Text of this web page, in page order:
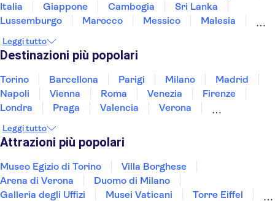
Italia
Giappone Cambogia
Sri Lanka
Lussemburgo
Marocco Messico
Malesia
Tunisia
Turchia Vietnam
Leggi tutto
Destinazioni più popolari
Torino Barcellona Parigi Milano
Madrid
Napoli
Vienna Roma Venezia
Firenze
Londra
Praga Valencia
Verona
Genova
Palermo
Leggi tutto
Attrazioni più popolari
Museo Egizio di Torino
Villa Borghese
Arena di Verona
Duomo di Milano
Galleria degli Uffizi
Musei Vaticani
Torre Eiffel